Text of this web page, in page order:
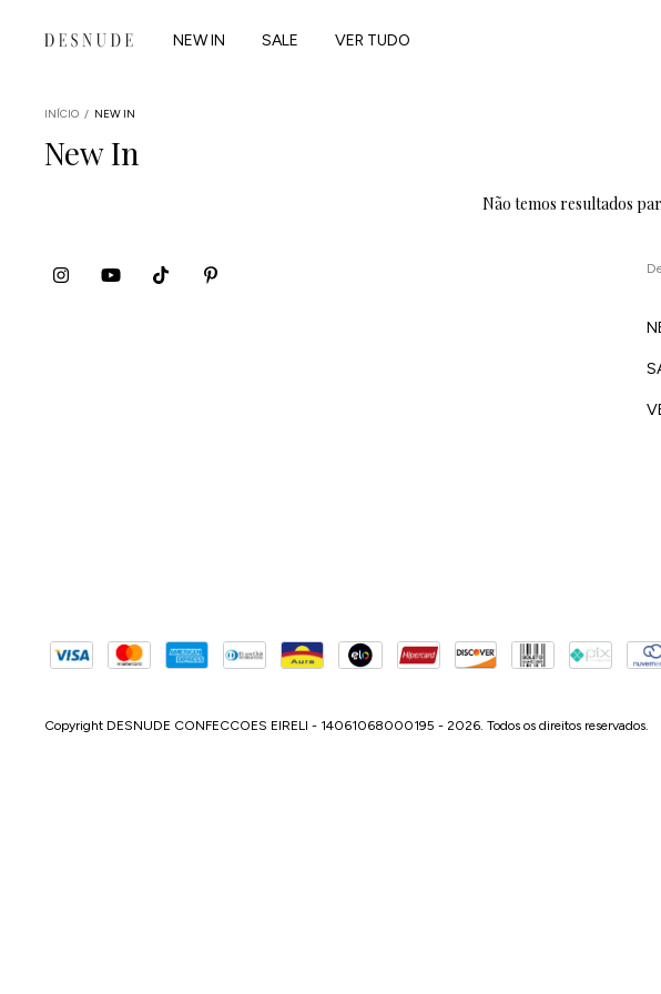
NEW IN SALE VER TUDO
INÍCIO / NEW IN
New In
Não temos resultados
Copyright DESNUDE CONFECCOES EIRELI - 14061068000195 - 2026. Todos os direitos reservados.